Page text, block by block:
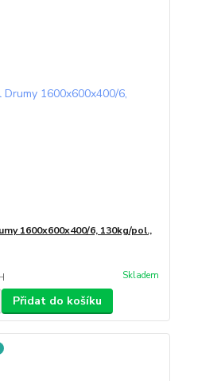
1600x600x400/6, 130kg/pol.,
Skladem
Přidat do košíku